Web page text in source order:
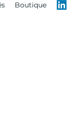
Boutique